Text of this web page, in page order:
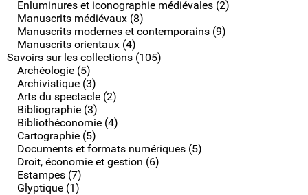
Enluminures et iconographie médiévales (2)
Manuscrits médiévaux (8)
Manuscrits modernes et contemporains (9)
Manuscrits orientaux (4)
Savoirs sur les collections (105)
Archéologie (5)
Archivistique (3)
Arts du spectacle (2)
Bibliographie (3)
Bibliothéconomie (4)
Cartographie (5)
Documents et formats numériques (5)
Droit, économie et gestion (6)
Estampes (7)
Glyptique (1)